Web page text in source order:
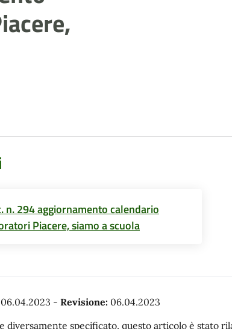
n. 294 aggiornamento calendario
Piacere, siamo a scuola
06.04.2023 - Revisione: 06.04.2023
diversamente specificato, questo articolo è stato